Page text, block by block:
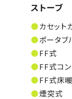
ストーブ
カセット
ポータブ
FF式
FF式コ
FF式床暖
煙突式